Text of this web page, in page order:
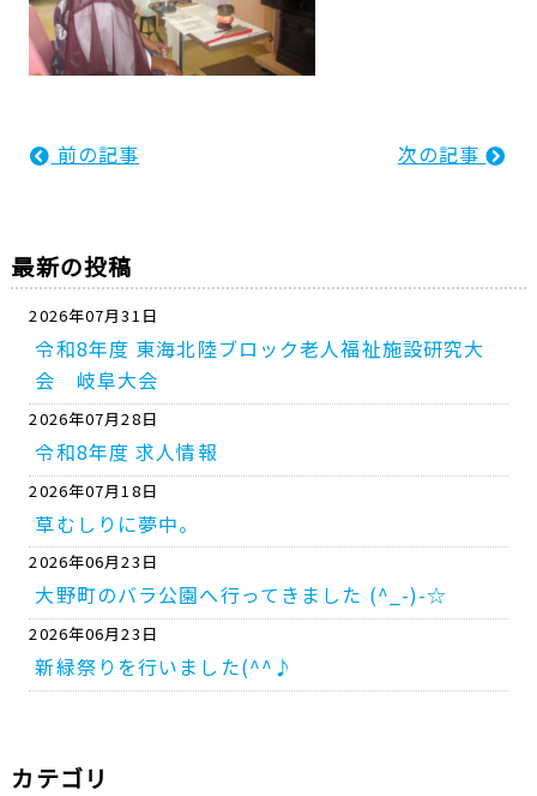
前の記事 次の記事
最新の投稿
2026年07月31日
令和8年度 東海北陸ブロック老人福祉施設研究大
会 岐阜大会
2026年07月28日
令和8年度 求人情報
2026年07月18日
草むしりに夢中。
2026年06月23日
大野町のバラ公園へ行ってきました (^_-)-☆
2026年06月23日
新緑祭りを行いました(^^♪
カテゴリ